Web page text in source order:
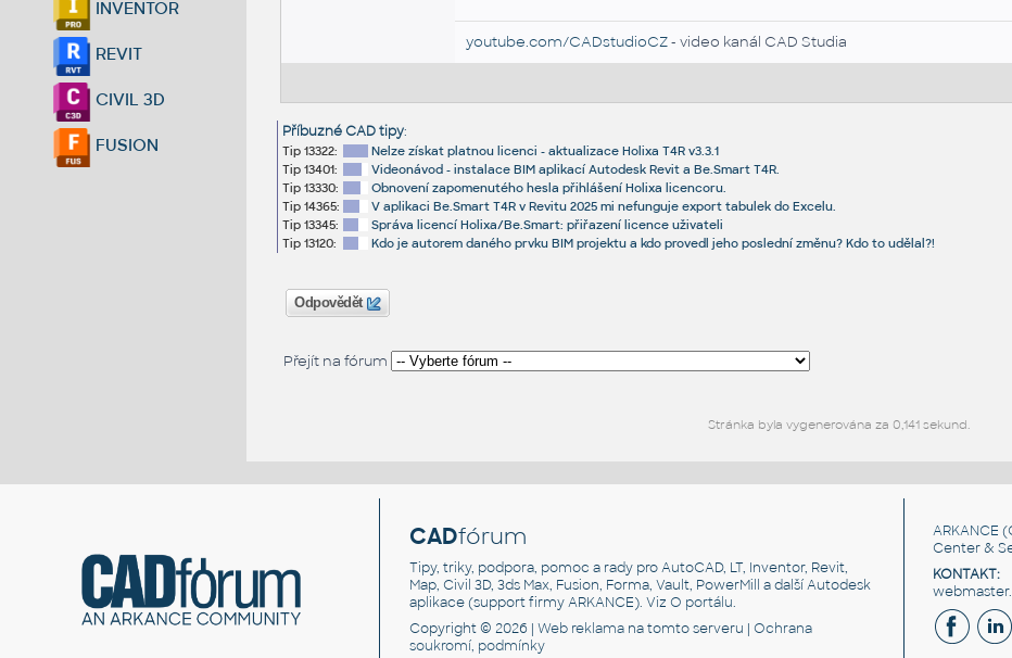
INVENTOR
REVIT
CIVIL 3D
FUSION
youtube.com/CADstudioCZ- video kanál CAD Studia
Příbuzné CAD tipy:
Tip 13322:
Nelze získat platnou licenci - aktualizace Holixa T4R v3.3.1
Tip 13401:
Videonávod - instalace BIM aplikací Autodesk Revit a Be.Smart T4R.
Tip 13330:
Obnovení zapomenutého hesla přihlášení Holixa licencoru.
Tip 14365:
V aplikaci Be.Smart T4R v Revitu 2025 mi nefunguje export tabulek do Excelu.
Tip 13345:
Správa licencí Holixa/Be.Smart: přiřazení licence uživateli
Tip 13120:
Kdo je autorem daného prvku BIM projektu a kdo provedl jeho poslední změnu? Kdo to udělal?!
Odpovědět
Přejít na fórum
Stránka byla vygenerována za 0,141 sekund.
CADfórum
Tipy, triky, podpora, pomoc a rady pro AutoCAD, LT, Inventor, Revit,
Map, Civil 3D, 3ds Max, Fusion, Forma, Vault, PowerMill a další Autodesk
aplikace (support firmy ARKANCE). VizO portálu.
Copyright © 2026 |Web reklama na tomto serveru |Ochrana
soukromí, podmínky
ARKANCE
Center &
KONTAKT: